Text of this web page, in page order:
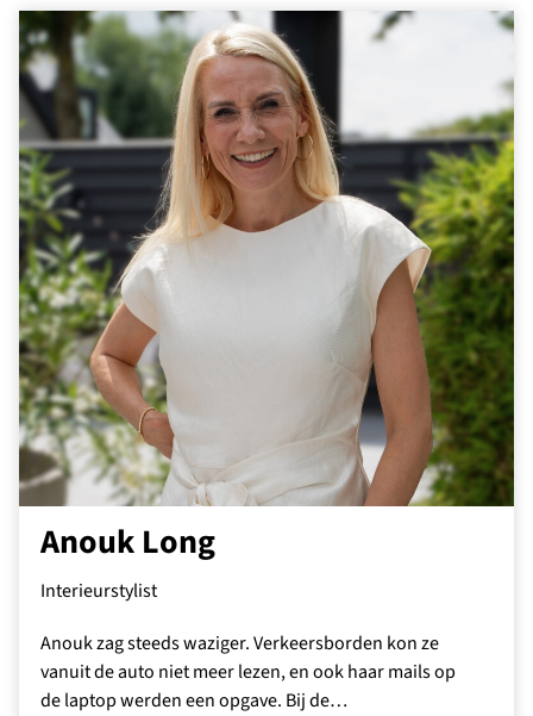
Anouk Long
Interieurstylist
Anouk zag steeds waziger. Verkeersborden kon ze
vanuit de auto niet meer lezen, en ook haar mails op
de laptop werden een opgave. Bij de…